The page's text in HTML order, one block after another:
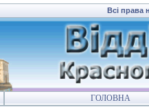
Всі права
ГОЛОВНА